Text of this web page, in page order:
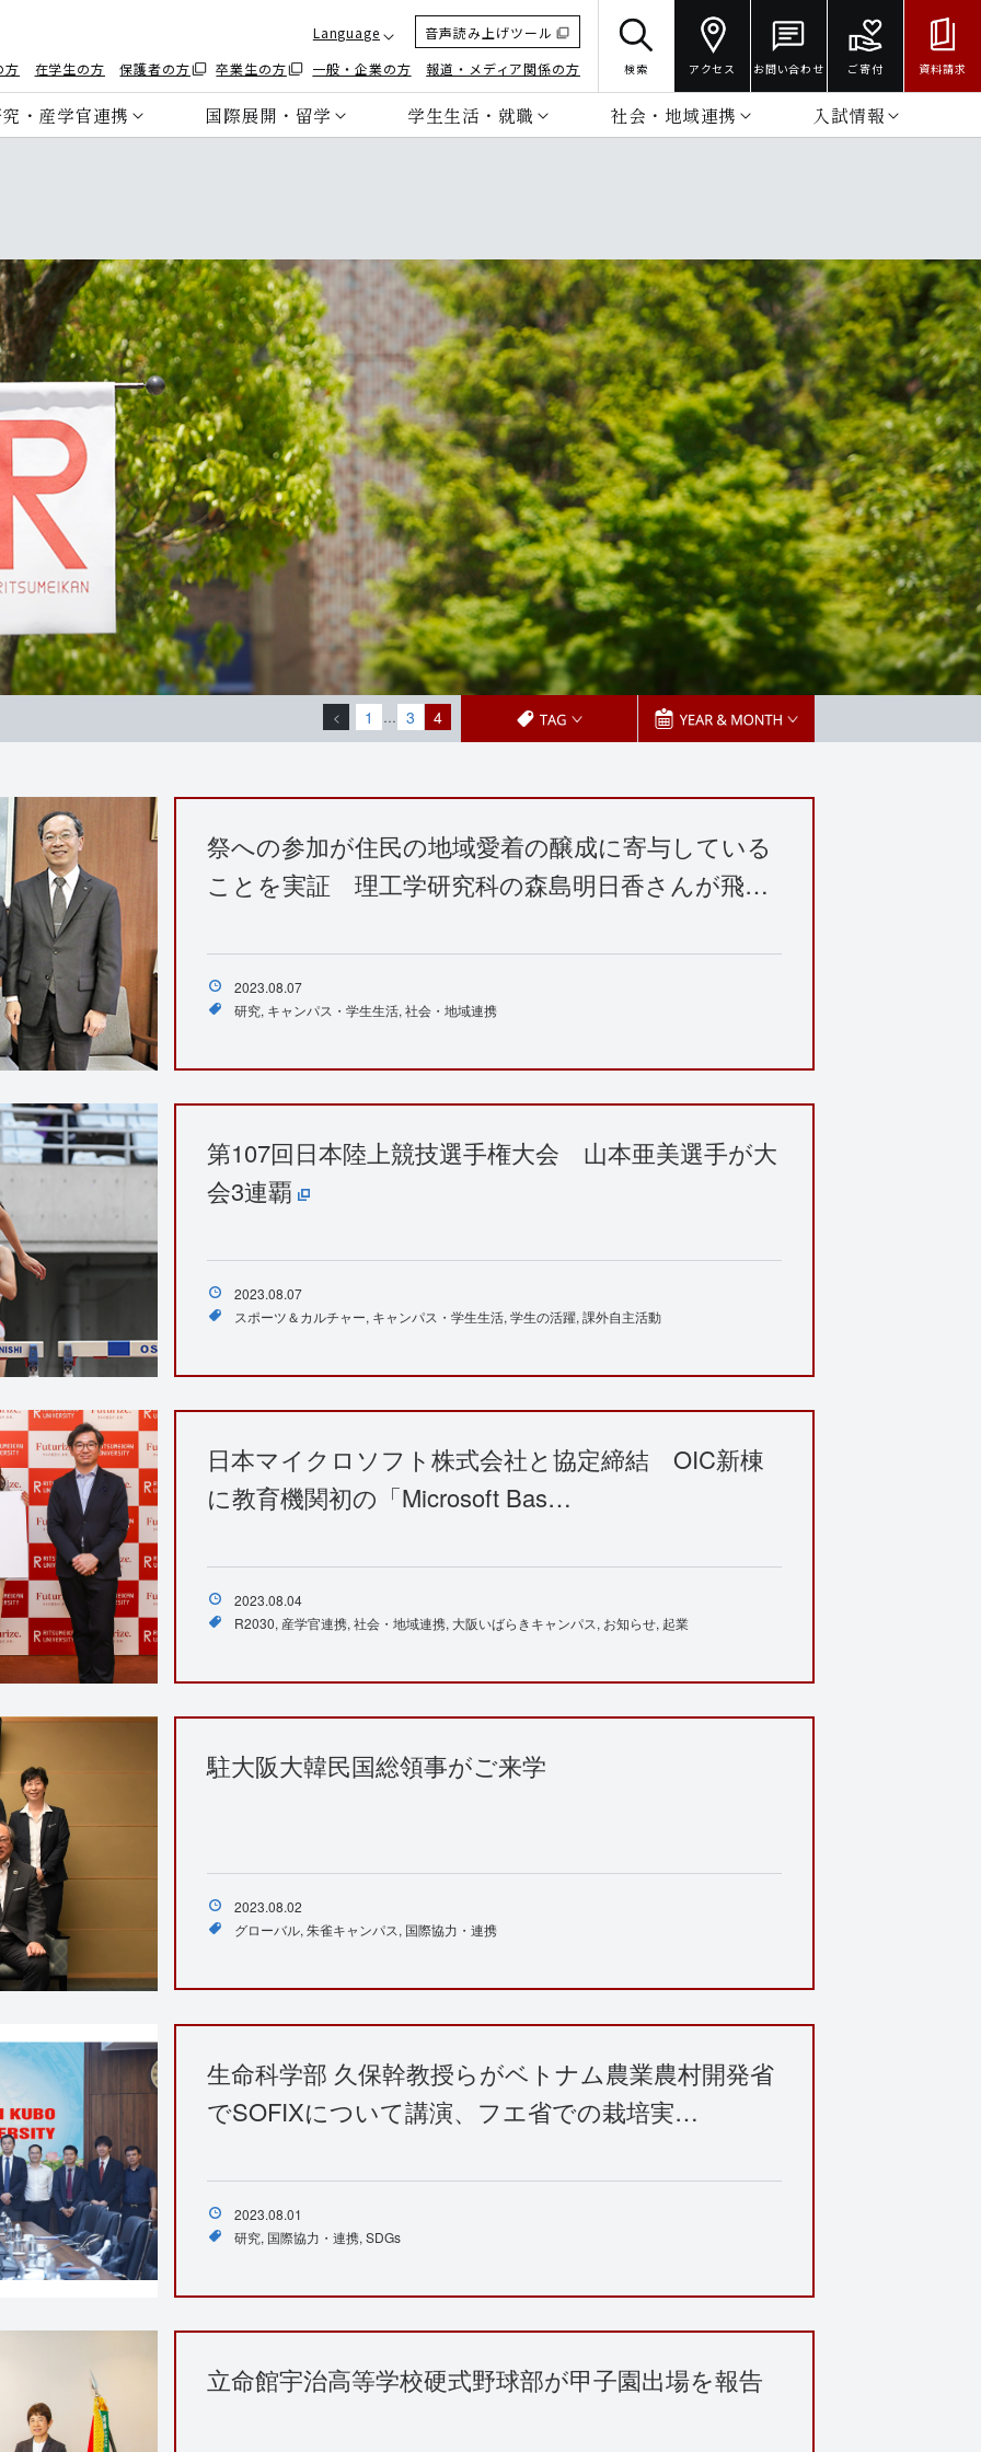
Language
音声読み上げツール
方
在学生の方 保護者の方 卒業生の方 一般・企業の方 報道・メディア関係の方 検索 アクセス お問い合わせ ご寄付 資料請求
・産学官連携 国際展開・留学 学生生活・就職 社会・地域連携 入試情報
< 1 … 3 4
祭への参加が住民の地域愛着の醸成に寄与している
ことを実証 理工学研究科の森島明日香さんが飛…
2023.08.07
研究 キャンパス・学生生活 社会・地域連携
第107回日本陸上競技選手権大会 山本亜美選手が大
会3連覇
2023.08.07
スポーツ＆カルチャー キャンパス・学生生活 学生の活躍 課外自主活動
日本マイクロソフト株式会社と協定締結 OIC新棟
に教育機関初の「Microsoft Bas…
2023.08.04
R2030 産学官連携 社会・地域連携 大阪いばらきキャンパス お知らせ 起業
駐大阪大韓民国総領事がご来学
2023.08.02
グローバル 朱雀キャンパス 国際協力・連携
生命科学部 久保幹教授らがベトナム農業農村開発省
でSOFIXについて講演、フエ省での栽培実…
2023.08.01
研究 国際協力・連携 SDGs
立命館宇治高等学校硬式野球部が甲子園出場を報告